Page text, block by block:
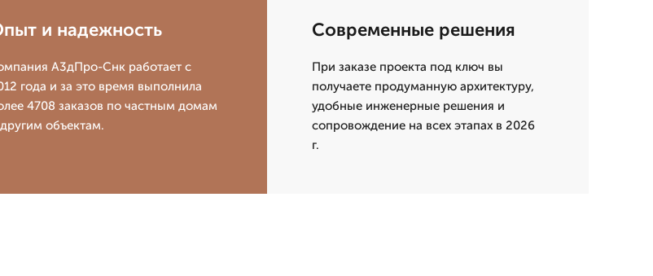
и надежность
А3дПро-Снк работает с
года и за это время выполнила
4708 заказов по частным домам
объектам.
Современные решения
При заказе проекта под ключ вы
получаете продуманную архитектуру,
удобные инженерные решения и
сопровождение на всех этапах в 2026
г.